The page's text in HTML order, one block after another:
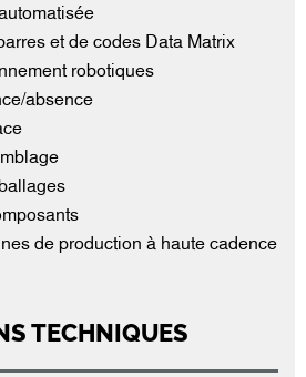
et de codes Data Matrix
robotiques
absence
de production à haute cadence
TECHNIQUES